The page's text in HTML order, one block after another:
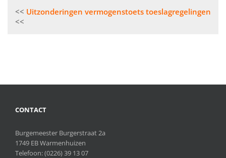
Bericht
navigatie
Uitzonderingen vermogenstoets toeslagregelingen
CONTACT
Burgemeester Burgerstraat 2a
1749 EB Warmenhuizen
Telefoon:(0226) 39 13 07